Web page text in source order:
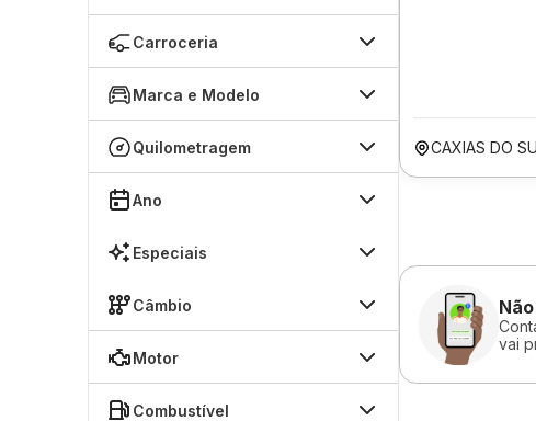
Carroceria
Marca e Modelo
Quilometragem
Ano
Especiais
Câmbio
Motor
Combustível
CAXIAS DO
vai